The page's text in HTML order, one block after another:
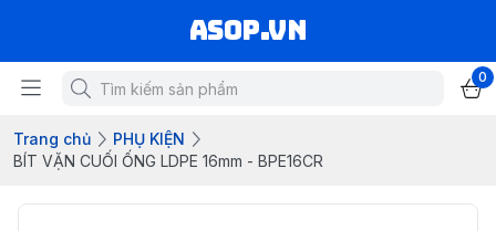
asop.vn
0
Trang chủ
PHỤ KIỆN
BÍT VẶN CUỐI ỐNG LDPE 16mm - BPE16CR